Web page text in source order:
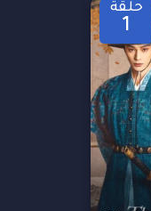
حلقة
1